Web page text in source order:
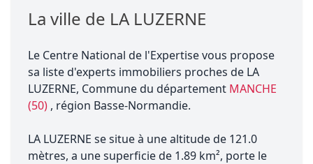
La ville de LA LUZERNE
Le Centre National de l'Expertise vous propose
sa liste d'experts immobiliers proches de LA
LUZERNE, Commune du département MANCHE
(50) , région Basse-Normandie.
LA LUZERNE se situe à une altitude de 121.0
mètres, a une superficie de 1.89 km², porte le